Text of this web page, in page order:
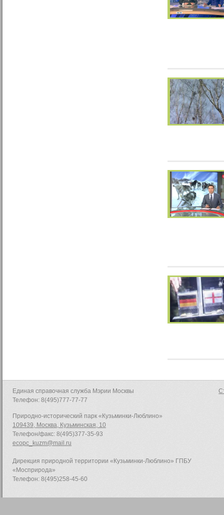
Единая справочная служба Мэрии Москвы
Телефон: 8(495)777-77-77
Природно-исторический парк «Кузьминки-Люблино»
109439, Москва, Кузьминская, 10
Телефон/факс: 8(495)377-35-93
ecopc_kuzm@mail.ru
Дирекция природной территории «Кузьминки-Люблино» ГПБУ
«Мосприрода»
Телефон: 8(495)258-45-60